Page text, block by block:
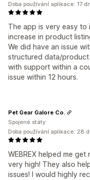
The app is very easy to
increase in product
We did have an issue
structured data/product
with support within a
issue within 12 hours.
Doba používání aplikace: 17
WEBREX helped me
very high! They also
issues! I would highly
Pet Gear Galore Co.
Spojené státy
Doba používání aplikace: 28